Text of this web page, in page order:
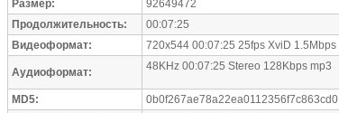
Размер:
92649472
Продолжительность:
00:07:25
Видеоформат:
720x544 00:07:25 25fps XviD 1.5Mbps
Аудиоформат: 48KHz 00:07:25 Stereo 128Kbps mp3
MD5:
0b0f267ae78a22ea0112356f7c863cd0